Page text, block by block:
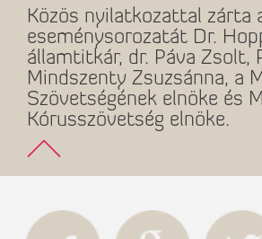
Közös nyilatkozattal zárta
eseménysorozatát Dr.
államtitkár, dr. Páva Zsolt,
Mindszenty Zsuzsánna, a
Szövetségének elnöke és
Kórusszövetség elnöke.